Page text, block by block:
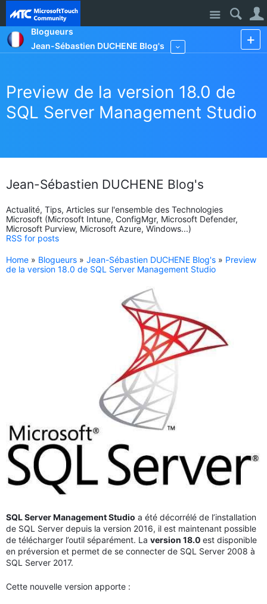
Site
Blogueurs
Jean-Sébastien DUCHENE Blog's
Preview de la version 18.0 de
SQL Server Management Studio
Jean-Sébastien DUCHENE Blog's
Actualité, Tips, Articles sur l'ensemble des Technologies
Microsoft (Microsoft Intune, ConfigMgr, Microsoft Defender,
Microsoft Purview, Microsoft Azure, Windows...)
RSS for posts
Home » Blogueurs » Jean-Sébastien DUCHENE Blog's » Preview
de la version 18.0 de SQL Server Management Studio
SQL Server Management Studio a été décorrélé de l’installation
de SQL Server depuis la version 2016, il est maintenant possible
de télécharger l’outil séparément. La version 18.0 est disponible
en préversion et permet de se connecter de SQL Server 2008 à
SQL Server 2017.
Cette nouvelle version apporte :